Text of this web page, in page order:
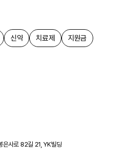
신약 치료제 지원금
은사로 82길 21, YK빌딩